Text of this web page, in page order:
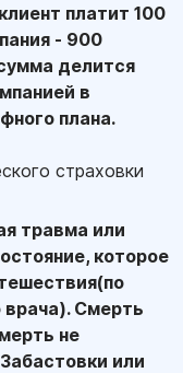
платит 100
- 900
делится
в
плана.
страховки
травма или
которое
врача). Смерть
не
или